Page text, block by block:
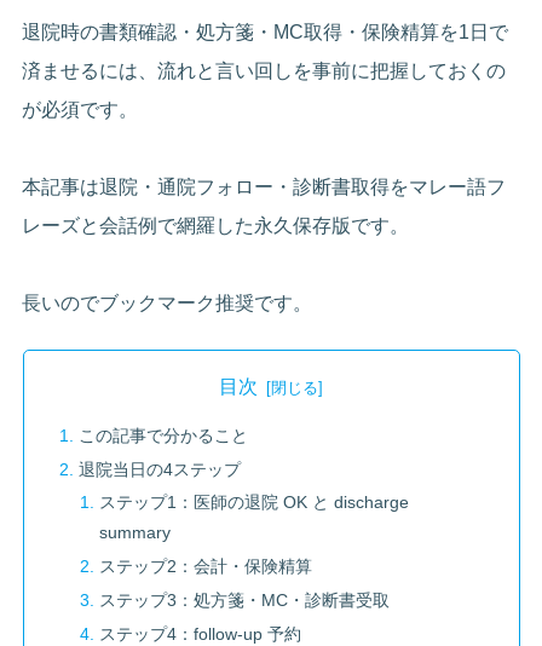
退院時の書類確認・処方箋・MC取得・保険精算を1日で
済ませるには、流れと言い回しを事前に把握しておくの
が必須です。
本記事は退院・通院フォロー・診断書取得をマレー語フ
レーズと会話例で網羅した永久保存版です。
長いのでブックマーク推奨です。
目次
この記事で分かること
退院当日の4ステップ
ステップ1：医師の退院 OK と discharge
summary
ステップ2：会計・保険精算
ステップ3：処方箋・MC・診断書受取
ステップ4：follow-up 予約